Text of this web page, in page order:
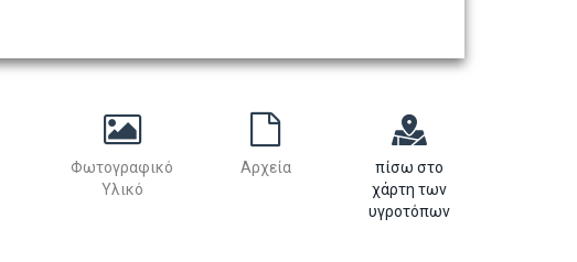
Φωτογραφικό
Υλικό
Αρχεία
πίσω στο
χάρτη των
υγροτόπων